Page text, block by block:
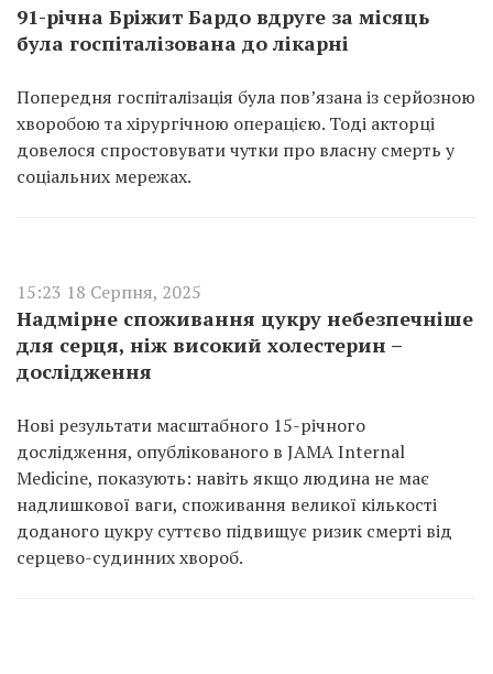
91-річна Бріжит Бардо вдруге за місяць
була госпіталізована до лікарні
Попередня госпіталізація була пов’язана із серйозною
хворобою та хірургічною операцією. Тоді акторці
довелося спростовувати чутки про власну смерть у
соціальних мережах.
15:23 18 Серпня, 2025
Надмірне споживання цукру небезпечніше
для серця, ніж високий холестерин –
дослідження
Нові результати масштабного 15-річного
дослідження, опублікованого в JAMA Internal
Medicine, показують: навіть якщо людина не має
надлишкової ваги, споживання великої кількості
доданого цукру суттєво підвищує ризик смерті від
серцево-судинних хвороб.